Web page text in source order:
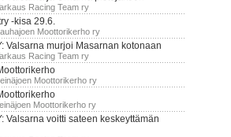
Racing Team ry
-kisa 29.6.
Moottorikerho ry
Valsarna murjoi Masarnan kotonaan
Racing Team ry
Moottorikerho ry
Moottorikerho ry
Valsarna voitti sateen keskeyttämän